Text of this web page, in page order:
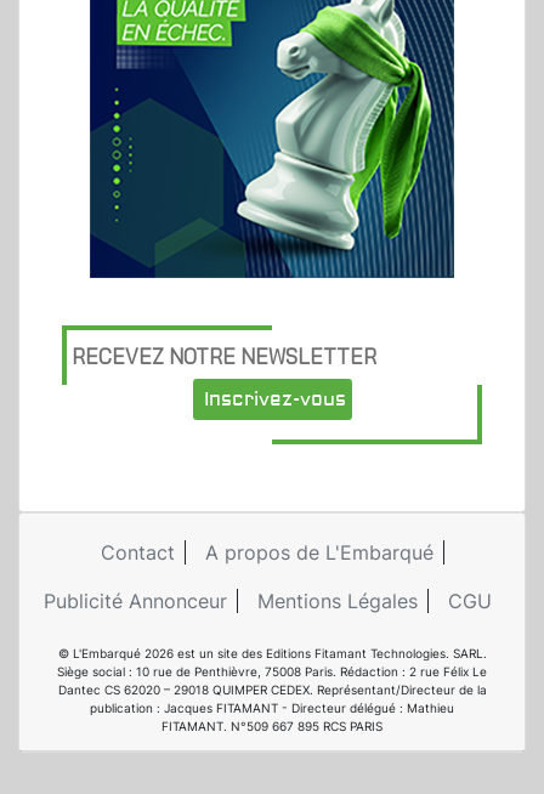
RECEVEZ NOTRE NEWSLETTER
Inscrivez-vous
Contact
A propos de L'Embarqué
Publicité Annonceur
Mentions Légales CGU
© L'Embarqué 2026 est un site des Editions Fitamant Technologies. SARL.
Siège social : 10 rue de Penthièvre, 75008 Paris. Rédaction : 2 rue Félix Le
Dantec CS 62020 – 29018 QUIMPER CEDEX. Représentant/Directeur de la
publication : Jacques FITAMANT - Directeur délégué : Mathieu
FITAMANT. N°509 667 895 RCS PARIS